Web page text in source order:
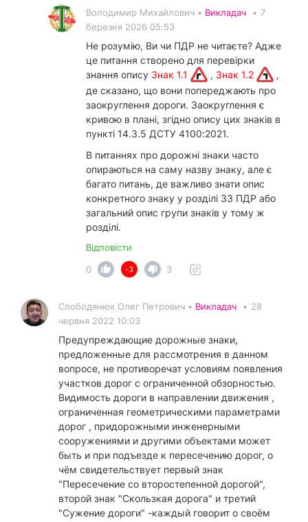
Володимир Михайлович • Викладач • 7
березня 2026 05:53
Не розумію, Ви чи ПДР не читаєте? Адже
це питання створено для перевірки
знання опису Знак 1.1 , Знак 1.2
,
де сказано, що вони попереджають про
заокруглення дороги. Заокруглення є
кривою в плані, згідно опису цих знаків в
пункті 14.3.5 ДСТУ 4100:2021.
В питаннях про дорожні знаки часто
опираються на саму назву знаку, але є
багато питань, де важливо знати опис
конкретного знаку у розділі 33 ПДР або
загальний опис групи знаків у тому ж
розділі.
Відповісти
0
-3 3
Слободянюк Олег Петрович • Викладач • 28
червня 2022 10:03
Предупреждающие дорожные знаки,
предложенные для рассмотрения в данном
вопросе, не противоречат условиям появления
участков дорог с ограниченной обзорностью.
Видимость дороги в направлении движения ,
ограниченная геометрическими параметрами
дорог , придорожными инженерными
сооружениями и другими объектами может
быть и при подъезде к пересечению дорог, о
чём свидетельствует первый знак
"Пересечение со второстепенной дорогой",
второй знак "Скользкая дорога" и третий
"Сужение дороги" -каждый говорит о своём